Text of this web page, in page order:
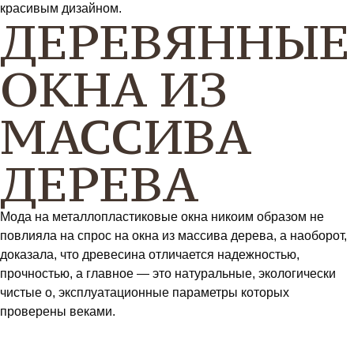
красивым дизайном.
ДЕРЕВЯННЫЕ
ОКНА ИЗ
МАССИВА
ДЕРЕВА
Мода на металлопластиковые окна никоим образом не
повлияла на спрос на окна из массива дерева, а наоборот,
доказала, что древесина отличается надежностью,
прочностью, а главное — это натуральные, экологически
чистые о, эксплуатационные параметры которых
проверены веками.